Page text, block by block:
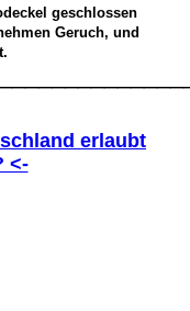
geschlossen
Geruch, und
erlaubt
<-